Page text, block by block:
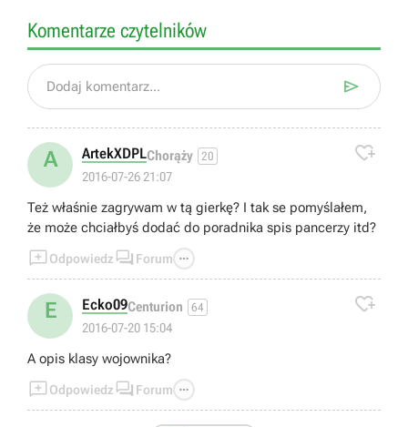
Komentarze czytelników
Dodaj komentarz... 
A ArtekXDPLChorąży 20
2016-07-26 21:07

Też właśnie zagrywam w tą gierkę? I tak se pomyślałem,
że może chciałbyś dodać do poradnika spis pancerzy itd?
Odpowiedz  Forum 
E Ecko09Centurion 64
2016-07-20 15:04

A opis klasy wojownika?
Odpowiedz  Forum 